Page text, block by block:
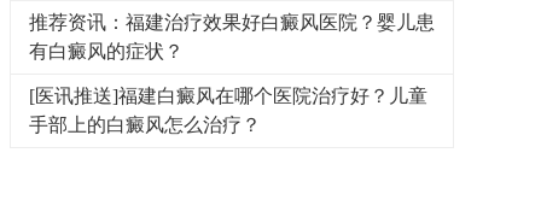
推荐资讯：福建治疗效果好白癜风医院？婴儿患
有白癜风的症状？
[医讯推送]福建白癜风在哪个医院治疗好？儿童
手部上的白癜风怎么治疗？